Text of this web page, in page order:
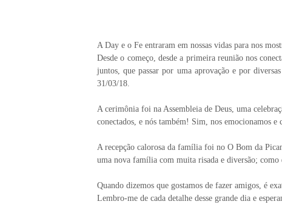
A Day e o Fe entraram em nossas vidas para nos
Desde o começo, desde a primeira reunião nos
juntos, que passar por uma aprovação e por
31/03/18.
A cerimônia foi na Assembleia de Deus, uma
conectados, e nós também! Sim, nos emocionamos
A recepção calorosa da família foi no O Bom da
uma nova família com muita risada e diversão; como
Quando dizemos que gostamos de fazer amigos, é
Lembro-me de cada detalhe desse grande dia e